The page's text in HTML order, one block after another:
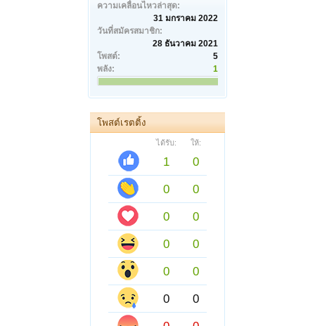
ความเคลื่อนไหวล่าสุด:
31 มกราคม 2022
วันที่สมัครสมาชิก:
28 ธันวาคม 2021
โพสต์:
5
พลัง:
1
โพสต์เรตติ้ง
ได้รับ: ให้:
1
0
0
0
0
0
0
0
0
0
0
0